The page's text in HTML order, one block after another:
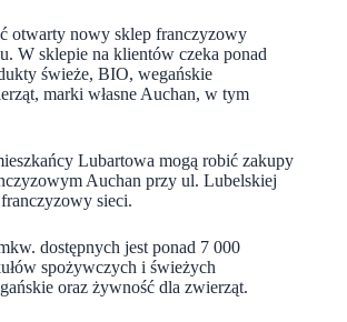
otwarty nowy sklep franczyzowy
W sklepie na klientów czeka ponad
świeże, BIO, wegańskie
marki własne Auchan, w tym
Lubartowa mogą robić zakupy
Auchan przy ul. Lubelskiej
sieci.
dostępnych jest ponad 7 000
spożywczych i świeżych
oraz żywność dla zwierząt.